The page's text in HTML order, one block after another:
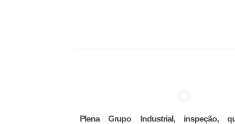
Plena Grupo Industrial, inspeção,